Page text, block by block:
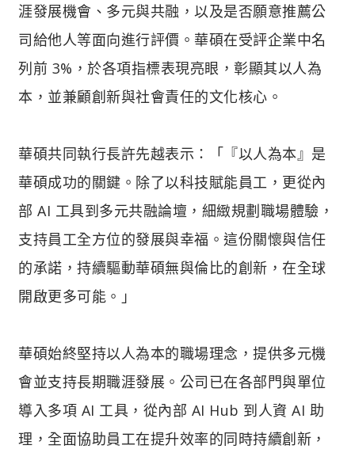
涯發展機會、多元與共融，以及是否願意推薦公
司給他人等面向進行評價。華碩在受評企業中名
列前 3%，於各項指標表現亮眼，彰顯其以人為
本，並兼顧創新與社會責任的文化核心。
華碩共同執行長許先越表示：「『以人為本』是
華碩成功的關鍵。除了以科技賦能員工，更從內
部 AI 工具到多元共融論壇，細緻規劃職場體驗，
支持員工全方位的發展與幸福。這份關懷與信任
的承諾，持續驅動華碩無與倫比的創新，在全球
開啟更多可能。」
華碩始終堅持以人為本的職場理念，提供多元機
會並支持長期職涯發展。公司已在各部門與單位
導入多項 AI 工具，從內部 AI Hub 到人資 AI 助
理，全面協助員工在提升效率的同時持續創新，